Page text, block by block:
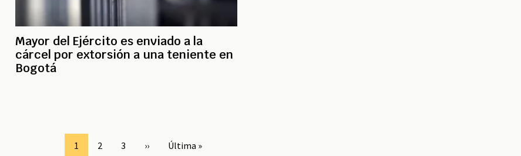
Mayor del Ejército es enviado a la
cárcel por extorsión a una teniente en
Bogotá
Page
1 Page
2 Page
3
Siguiente
››
Última
Última »